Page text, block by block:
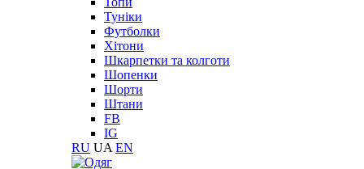
Туніки
Футболки
Хітони
Шкарпетки та колготи
Шопенки
Шорти
Штани
FB
IG
RU UA EN